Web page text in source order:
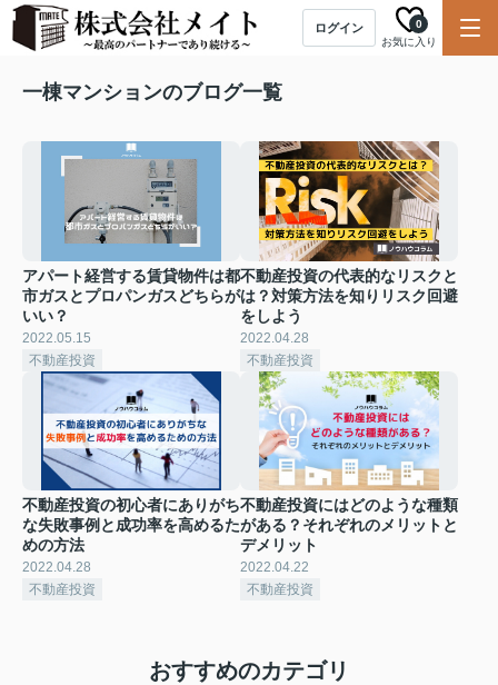
ログイン
お気に入り
0
一棟マンションのブログ一覧
アパート経営する賃貸物件は都
市ガスとプロパンガスどちらが
いい？
2022.05.15
不動産投資
不動産投資の代表的なリスクと
は？対策方法を知りリスク回避
をしよう
2022.04.28
不動産投資
不動産投資の初心者にありがち
な失敗事例と成功率を高めるた
めの方法
2022.04.28
不動産投資
不動産投資にはどのような種類
がある？それぞれのメリットと
デメリット
2022.04.22
不動産投資
おすすめのカテゴリ